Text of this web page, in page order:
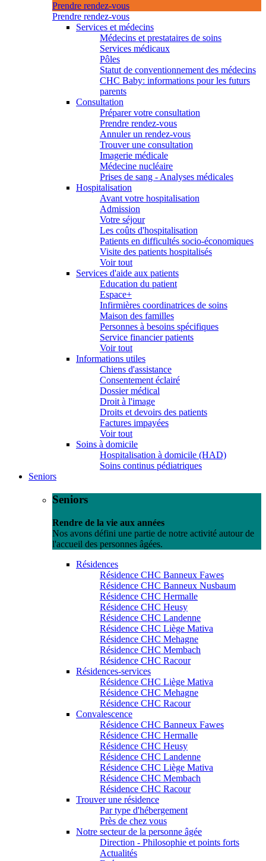
Prendre rendez-vous
Prendre rendez-vous
Services et médecins
Médecins et prestataires de soins
Services médicaux
Pôles
Statut de conventionnement des médecins
CHC Baby: informations pour les futurs
parents
Consultation
Préparer votre consultation
Prendre rendez-vous
Annuler un rendez-vous
Trouver une consultation
Imagerie médicale
Médecine nucléaire
Prises de sang - Analyses médicales
Hospitalisation
Avant votre hospitalisation
Admission
Votre séjour
Les coûts d'hospitalisation
Patients en difficultés socio-économiques
Visite des patients hospitalisés
Voir tout
Services d'aide aux patients
Education du patient
Espace+
Infirmières coordinatrices de soins
Maison des familles
Personnes à besoins spécifiques
Service financier patients
Voir tout
Informations utiles
Chiens d'assistance
Consentement éclairé
Dossier médical
Droit à l'image
Droits et devoirs des patients
Factures impayées
Voir tout
Soins à domicile
Hospitalisation à domicile (HAD)
Soins continus pédiatriques
Seniors
Seniors
Rendre de la vie aux années
Nos avons défini une partie de notre activité autour de
l'accueil des personnes âgées.
Résidences
Résidence CHC Banneux Fawes
Résidence CHC Banneux Nusbaum
Résidence CHC Hermalle
Résidence CHC Heusy
Résidence CHC Landenne
Résidence CHC Liège Mativa
Résidence CHC Mehagne
Résidence CHC Membach
Résidence CHC Racour
Résidences-services
Résidence CHC Liège Mativa
Résidence CHC Mehagne
Résidence CHC Racour
Convalescence
Résidence CHC Banneux Fawes
Résidence CHC Hermalle
Résidence CHC Heusy
Résidence CHC Landenne
Résidence CHC Liège Mativa
Résidence CHC Membach
Résidence CHC Racour
Trouver une résidence
Par type d'hébergement
Près de chez vous
Notre secteur de la personne âgée
Direction - Philosophie et points forts
Actualités